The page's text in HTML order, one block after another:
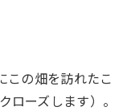
この畑を訪れたこ
ーズします）。